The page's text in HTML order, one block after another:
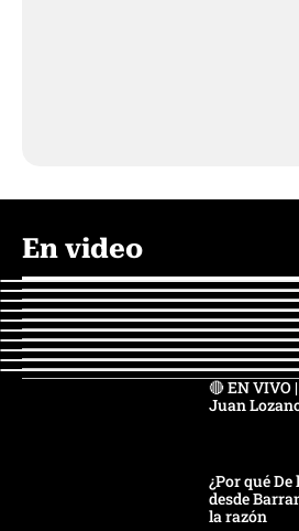
En video
🔴 EN VIVO
Juan
¿Por qué
desde
la razón